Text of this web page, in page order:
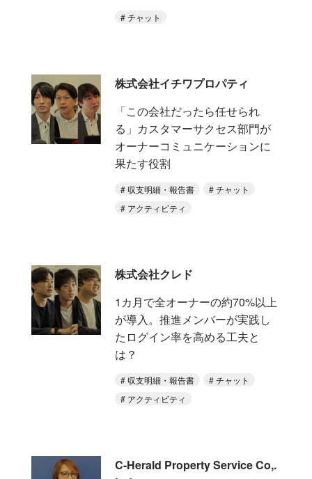
チャット
株式会社イチワプロパティ
「この会社だったら任せられ
る」カスタマーサクセス部門が
オーナーコミュニケーションに
果たす役割
収支明細・報告書
チャット
アクティビティ
株式会社クレド
1カ月で全オーナーの約70%以上
が導入。推進メンバーが実践し
たログイン率を高める工夫と
は？
収支明細・報告書
チャット
アクティビティ
C-Herald Property Service Co,.